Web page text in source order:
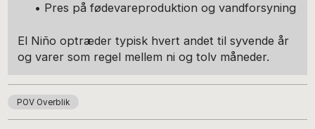
• Pres på fødevareproduktion og vandforsyning
El Niño optræder typisk hvert andet til syvende år
og varer som regel mellem ni og tolv måneder.
POV Overblik